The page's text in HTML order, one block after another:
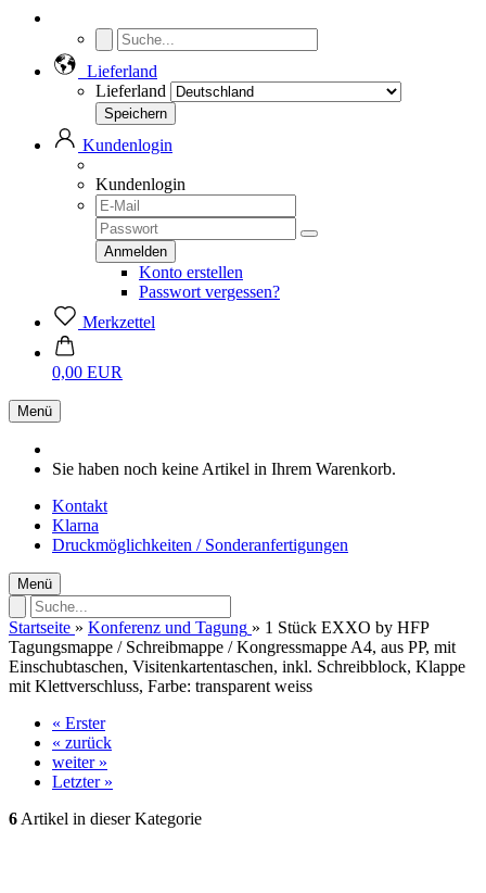
Lieferland
Lieferland
Kundenlogin
Kundenlogin
Konto erstellen
Passwort vergessen?
Merkzettel
0,00 EUR
Menü
Sie haben noch keine Artikel in Ihrem Warenkorb.
Kontakt
Klarna
Druckmöglichkeiten / Sonderanfertigungen
Menü
Startseite » Konferenz und Tagung » 1 Stück EXXO by HFP
Tagungsmappe / Schreibmappe / Kongressmappe A4, aus PP, mit
Einschubtaschen, Visitenkartentaschen, inkl. Schreibblock, Klappe
mit Klettverschluss, Farbe: transparent weiss
« Erster
« zurück
weiter »
Letzter »
6 Artikel in dieser Kategorie